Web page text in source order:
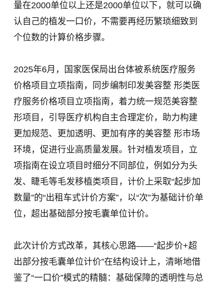
量在2000单位以上还是2000单位以下，就可以确
认自己的植发一口价，不需要再经历繁琐细致到
个位数的计算价格步骤。
2025年6月，国家医保局出台体被系统医疗服务
价格项目立项指南，同步编制印发美容整 形类医
疗服务价格项目立项指南，着力统一规范美容整
形项目，引导医疗机构自主合理定价，助力构建
更加规范、更加透明、更加有序的美容整 形市场
环境，促进行业高质量发展。针对植发项目，立
项指南在设立项目时细分不同部位，例如分为头
发、睫毛等毛发移植类项目，计价上采取“起步加
数量”的“出租车式计价方案”，以“次”为基础计价单
位，超出基础部分按毛囊单位计价。
此次计价方式改革，其核心思路——“起步价+超
出部分按毛囊单位计价”在结构设计上，清晰地借
鉴了“一口价”模式的精髓：基础保障的透明性与总